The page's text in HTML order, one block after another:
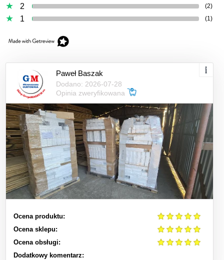
2 (2)
1 (1)
Paweł Baszak
Dodano: 2026-07-28
Opinia zweryfikowana
Ocena produktu:
Ocena sklepu:
Ocena obsługi:
Dodatkowy komentarz: